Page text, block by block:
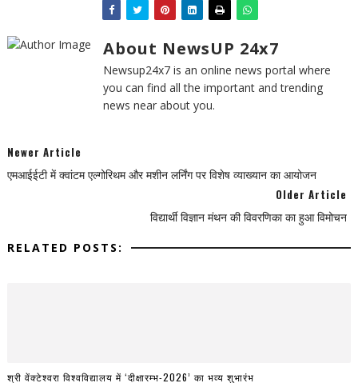
About NewsUP 24x7
Newsup24x7 is an online news portal where
you can find all the important and trending
news near about you.
Newer Article
एमआईईटी में क्वांटम एल्गोरिथम और मशीन लर्निंग पर विशेष व्याख्यान का आयोजन
Older Article
विद्यार्थी विज्ञान मंथन की विवरणिका का हुआ विमोचन
RELATED POSTS:
श्री वेंक्टेश्वरा विश्वविद्यालय में ‘दीक्षारम्भ-2026’ का भव्य शुभारंभ